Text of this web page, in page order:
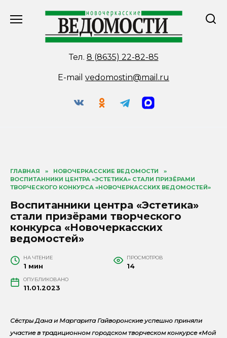
Тел. 8 (8635) 22-82-85
E-mail vedomostin@mail.ru
ГЛАВНАЯ » НОВОЧЕРКАССКИЕ ВЕДОМОСТИ
»
ВОСПИТАННИКИ ЦЕНТРА «ЭСТЕТИКА» СТАЛИ ПРИЗЁРАМИ
ТВОРЧЕСКОГО КОНКУРСА «НОВОЧЕРКАССКИХ ВЕДОМОСТЕЙ»
Воспитанники центра «Эстетика»
стали призёрами творческого
конкурса «Новочеркасских
ведомостей»
НА ЧТЕНИЕ
1 мин
ПРОСМОТРОВ
14
ОПУБЛИКОВАНО
11.01.2023
Сёстры Дана и Маргарита Гайворонские успешно приняли
участие в традиционном городском творческом конкурсе «Мой